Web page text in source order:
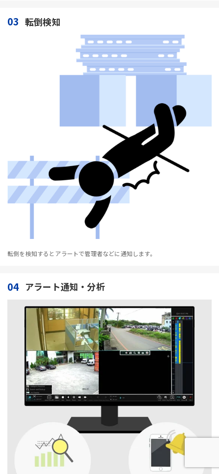
03 転倒検知
転倒を検知するとアラートで管理者などに通知します。
04 アラート通知・分析